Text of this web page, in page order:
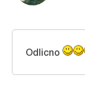
Odlicno